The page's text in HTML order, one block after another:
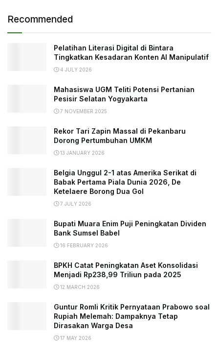
Recommended
Pelatihan Literasi Digital di Bintara
Tingkatkan Kesadaran Konten AI Manipulatif
4 JULY 2026
Mahasiswa UGM Teliti Potensi Pertanian
Pesisir Selatan Yogyakarta
7 NOVEMBER 2025
Rekor Tari Zapin Massal di Pekanbaru
Dorong Pertumbuhan UMKM
13 JANUARY 2026
Belgia Unggul 2-1 atas Amerika Serikat di
Babak Pertama Piala Dunia 2026, De
Ketelaere Borong Dua Gol
7 JULY 2026
Bupati Muara Enim Puji Peningkatan Dividen
Bank Sumsel Babel
16 FEBRUARY 2026
BPKH Catat Peningkatan Aset Konsolidasi
Menjadi Rp238,99 Triliun pada 2025
12 MARCH 2026
Guntur Romli Kritik Pernyataan Prabowo soal
Rupiah Melemah: Dampaknya Tetap
Dirasakan Warga Desa
17 MAY 2026